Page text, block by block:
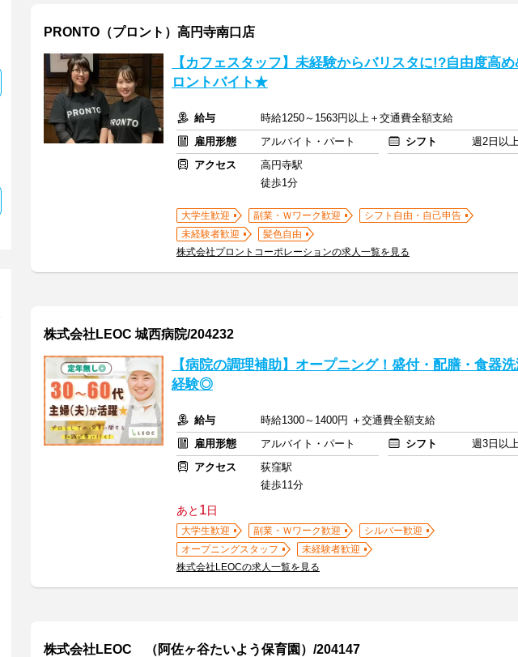
PRONTO（プロント）高円寺南口店
【カフェスタッフ】未経験からバリスタに!?自由度高
ロントバイト★
給与
時給1250～1563円以上＋交通費全額支給
雇用形態
アルバイト・パート シフト
週2日以
アクセス
高円寺駅
徒歩1分
大学生歓迎 副業・Ｗワーク歓迎
シフト自由・自己申告
未経験者歓迎
髪色自由
株式会社プロントコーポレーションの求人一覧を見る
株式会社LEOC 城西病院/204232
【病院の調理補助】オープニング！盛付・配膳・食器
経験◎
給与
時給1300～1400円 ＋交通費全額支給
雇用形態
アルバイト・パート シフト
週3日以
アクセス
荻窪駅
徒歩11分
あと 1日
大学生歓迎 副業・Ｗワーク歓迎
シルバー歓迎
オープニングスタッフ
未経験者歓迎
株式会社LEOCの求人一覧を見る
株式会社LEOC （阿佐ヶ谷たいよう保育園）/204147